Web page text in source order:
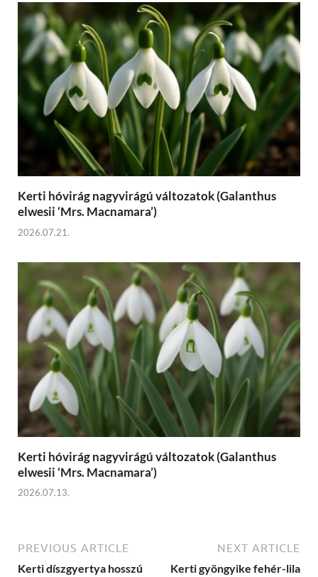
Kerti hóvirág nagyvirágú változatok (Galanthus
elwesii ‘Mrs. Macnamara’)
2026.07.21.
Kerti hóvirág nagyvirágú változatok (Galanthus
elwesii ‘Mrs. Macnamara’)
2026.07.13.
PREVIOUS ARTICLE
Kerti díszgyertya hosszú
NEXT ARTICLE
Kerti gyöngyike fehér-lila